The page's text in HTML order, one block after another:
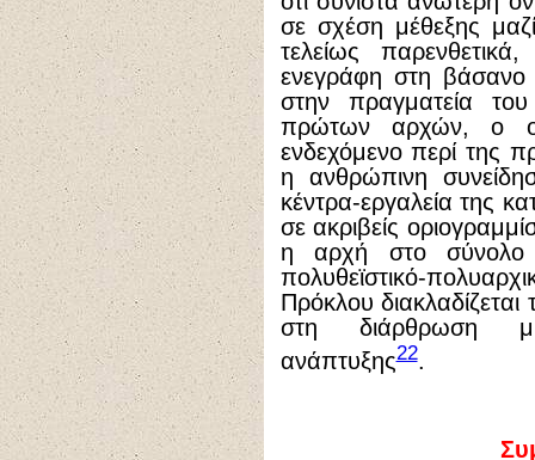
σε σχέση μέθεξης
τελείως
ενεγράφη στη βάσανο
στην πραγματεία
πρώτων αρχών, ο
ενδεχόμενο περί της
η ανθρώπινη
κέντρα-εργαλεία της
σε ακριβείς
η αρχή στο
πολυθεϊστικό-
Πρόκλου
στη διάρθρωση
ανάπτυξης22.